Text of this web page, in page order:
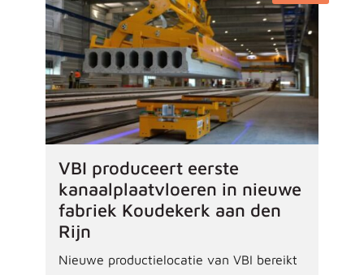
VBI produceert eerste
kanaalplaatvloeren in nieuwe
fabriek Koudekerk aan den
Rijn
Nieuwe productielocatie van VBI bereikt